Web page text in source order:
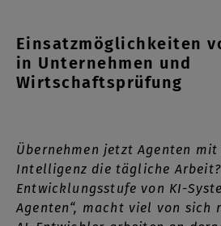
Einsatzmöglichkeiten
in Unternehmen und
Wirtschaftsprüfung
Übernehmen jetzt Agenten
Intelligenz die tägliche
Entwicklungsstufe von KI-
Agenten“, macht viel von sich